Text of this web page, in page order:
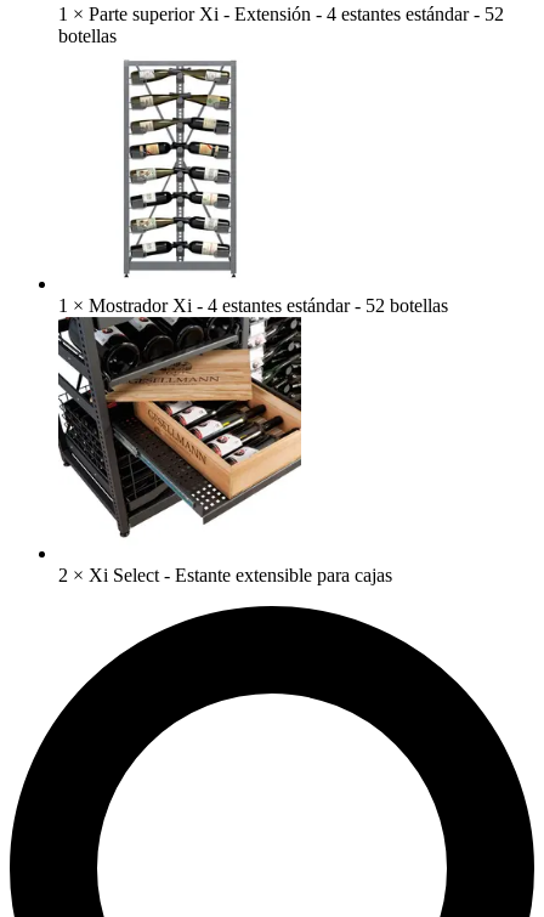
1 × Parte superior Xi - Extensión - 4 estantes estándar - 52
botellas
1 × Mostrador Xi - 4 estantes estándar - 52 botellas
2 × Xi Select - Estante extensible para cajas